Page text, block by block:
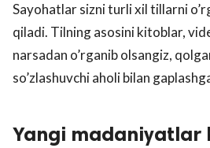
Sayohatlar sizni turli xil tillarni
qiladi. Tilning asosini kitoblar,
narsadan o’rganib olsangiz,
so’zlashuvchi aholi bilan
Yangi madaniyatlar